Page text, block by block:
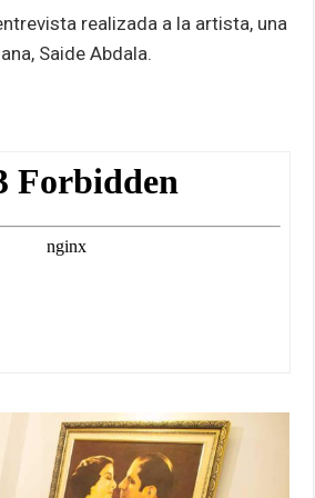
realizada a la artista, una
Saide Abdala.